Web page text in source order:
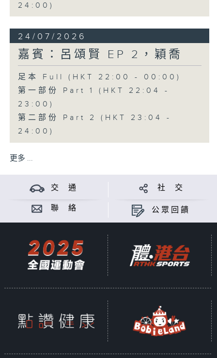
24:00)
24/07/2026
嘉賓：呂頌賢 EP 2，穎喬
足本 Full (HKT 22:00 - 00:00)
第一部份 Part 1 (HKT 22:04 -
23:00)
第二部份 Part 2 (HKT 23:04 -
24:00)
更多 ...
交 通 社 交
聯 絡 公眾回饋